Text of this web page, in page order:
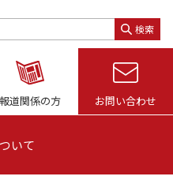
報道関係の方 お問い合わせ
いて
検索